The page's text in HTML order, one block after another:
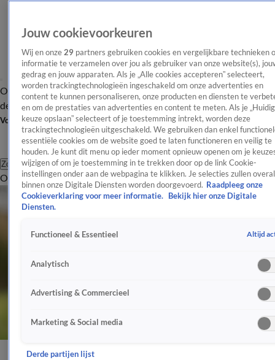
OverzichtAfleveringen Entertainment TV Algemeen
Tip
de redactieNieuwsbrief
Volg Shownieuws
Zoeken
OverzichtEntertainmentSpraakmakendRealityCrimeVideo's
Jouw cookievoorkeuren
Wij en onze 29 partners gebruiken cookies en vergelijkbare technieken
informatie te verzamelen over jou als gebruiker van onze website(s),
gedrag en jouw apparaten. Als je „Alle cookies accepteren” selecteert,
worden trackingtechnologieën ingeschakeld om onze advertenties en
content te kunnen personaliseren, onze producten en diensten te
en om de prestaties van advertenties en content te meten. Als je
keuze opslaan” selecteert of je toestemming intrekt, worden deze
trackingtechnologieën uitgeschakeld. We gebruiken dan enkel
essentiële cookies om de website goed te laten functioneren en veilig te
houden. Je kunt dit menu op ieder moment opnieuw openen om je
wijzigen of om je toestemming in te trekken door op de link Cookie-
instellingen onder aan de webpagina te klikken. Je selecties zullen overal
binnen onze Digitale Diensten worden doorgevoerd. Raadpleeg onze
Cookieverklaring voor meer informatie.
Bekijk hier onze Digitale
Diensten.
Functioneel & Essentieel Altijd
Analytisch
Advertising & Commercieel
Marketing & Social media
Derde partijen lijst